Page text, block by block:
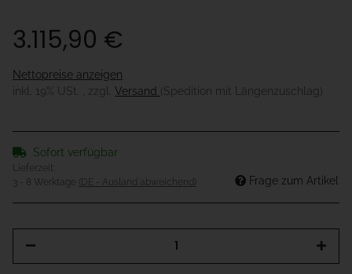
3.115,90 €
Nettopreise anzeigen
inkl. 19% USt. , zzgl. Versand (Spedition mit Längenzuschlag)
Sofort verfügbar
Lieferzeit:
3 - 8 Werktage
(DE - Ausland abweichend) Frage zum Artikel